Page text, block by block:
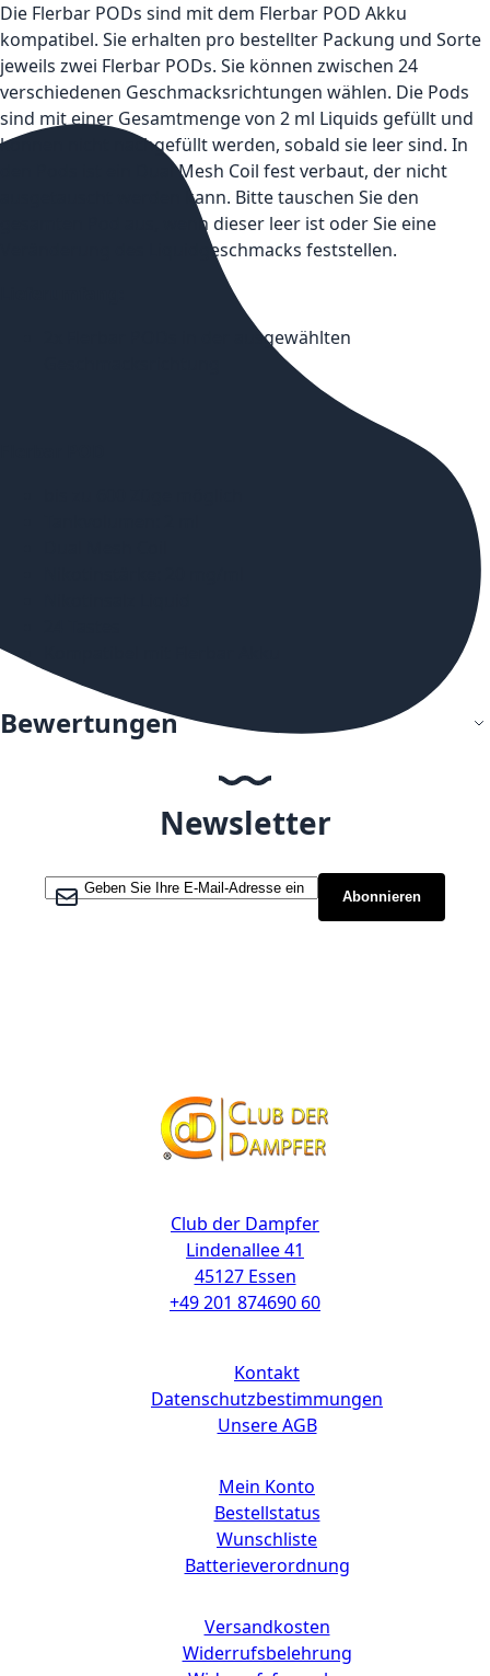
Die Flerbar PODs sind mit dem Flerbar POD Akku
kompatibel. Sie erhalten pro bestellter Packung und Sorte
jeweils zwei Flerbar PODs. Sie können zwischen 24
verschiedenen Geschmacksrichtungen wählen. Die Pods
sind mit einer Gesamtmenge von 2 ml Liquids gefüllt und
können nicht nachgefüllt werden, sobald sie leer sind. In
den Pods ist ein Dual Mesh Coil fest verbaut, der nicht
ausgetauscht werden kann. Bitte tauschen Sie den
gesamten Pod aus, wenn dieser leer ist oder Sie eine
Veränderung des Liquidgeschmacks feststellen.
2x Flerbar PODs in der ausgewählten
Bewertungen
Newsletter
Melden Sie sich für unseren Newsletter an:
Abonnieren
Club der Dampfer
Lindenallee 41
45127 Essen
+49 201 874690 60
Kontakt
Datenschutzbestimmungen
Unsere AGB
Mein Konto
Bestellstatus
Wunschliste
Batterieverordnung
Versandkosten
Widerrufsbelehrung